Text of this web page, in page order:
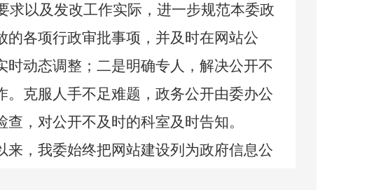
求以及发改工作实际，进一步规范本委政
各项行政审批事项，并及时在网站公
动态调整；二是明确专人，解决公开不
克服人手不足难题，政务公开由委办公
，对公开不及时的科室及时告知。
来，我委始终把网站建设列为政府信息公